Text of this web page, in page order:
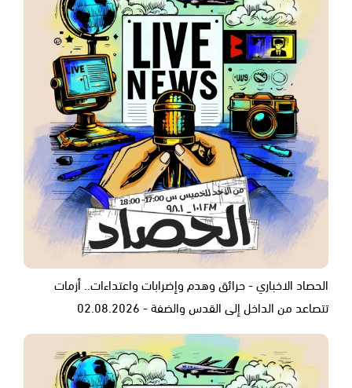
الحصاد الاخباري - حرائق وهدم وإضرابات واعتداءات.. أزمات
تتصاعد من الداخل إلى القدس والضفة - 02.08.2026